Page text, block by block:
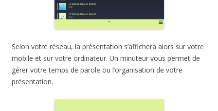
Selon votre réseau, la présentation s’affichera alors sur votre
mobile et sur votre ordinateur. Un minuteur vous permet de
gérer votre temps de parole ou l’organisation de votre
présentation.